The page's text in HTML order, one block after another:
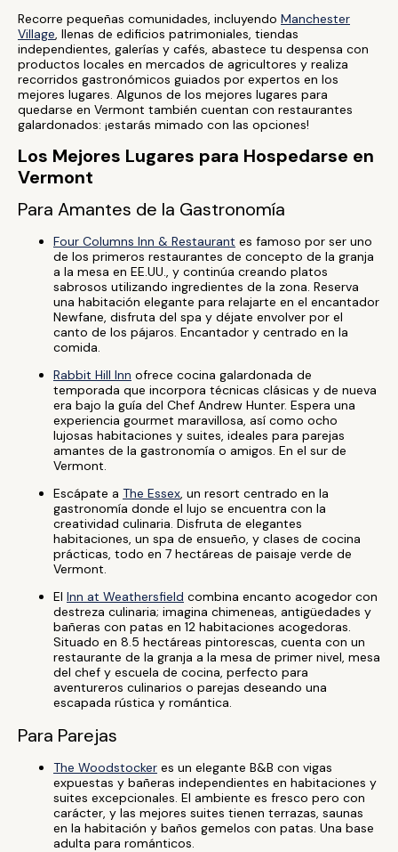
Recorre pequeñas comunidades, incluyendo Manchester
Village, llenas de edificios patrimoniales, tiendas
independientes, galerías y cafés, abastece tu despensa con
productos locales en mercados de agricultores y realiza
recorridos gastronómicos guiados por expertos en los
mejores lugares. Algunos de los mejores lugares para
quedarse en Vermont también cuentan con restaurantes
galardonados: ¡estarás mimado con las opciones!
Los Mejores Lugares para Hospedarse en
Vermont
Para Amantes de la Gastronomía
Four Columns Inn & Restaurant es famoso por ser uno
de los primeros restaurantes de concepto de la granja
a la mesa en EE.UU., y continúa creando platos
sabrosos utilizando ingredientes de la zona. Reserva
una habitación elegante para relajarte en el encantador
Newfane, disfruta del spa y déjate envolver por el
canto de los pájaros. Encantador y centrado en la
comida.
Rabbit Hill Inn ofrece cocina galardonada de
temporada que incorpora técnicas clásicas y de nueva
era bajo la guía del Chef Andrew Hunter. Espera una
experiencia gourmet maravillosa, así como ocho
lujosas habitaciones y suites, ideales para parejas
amantes de la gastronomía o amigos. En el sur de
Vermont.
Escápate a The Essex, un resort centrado en la
gastronomía donde el lujo se encuentra con la
creatividad culinaria. Disfruta de elegantes
habitaciones, un spa de ensueño, y clases de cocina
prácticas, todo en 7 hectáreas de paisaje verde de
Vermont.
El Inn at Weathersfield combina encanto acogedor con
destreza culinaria; imagina chimeneas, antigüedades y
bañeras con patas en 12 habitaciones acogedoras.
Situado en 8.5 hectáreas pintorescas, cuenta con un
restaurante de la granja a la mesa de primer nivel, mesa
del chef y escuela de cocina, perfecto para
aventureros culinarios o parejas deseando una
escapada rústica y romántica.
Para Parejas
The Woodstocker es un elegante B&B con vigas
expuestas y bañeras independientes en habitaciones y
suites excepcionales. El ambiente es fresco pero con
carácter, y las mejores suites tienen terrazas, saunas
en la habitación y baños gemelos con patas. Una base
adulta para románticos.